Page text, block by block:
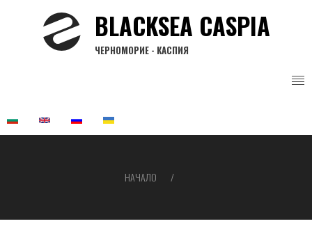
BLACKSEA CASPIA
ЧЕРНОМОРИЕ - КАСПИЯ
НАЧАЛО